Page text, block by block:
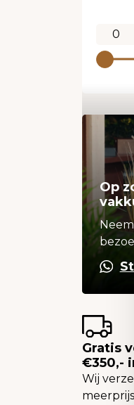
Op
Gratis
€350,-
Wij